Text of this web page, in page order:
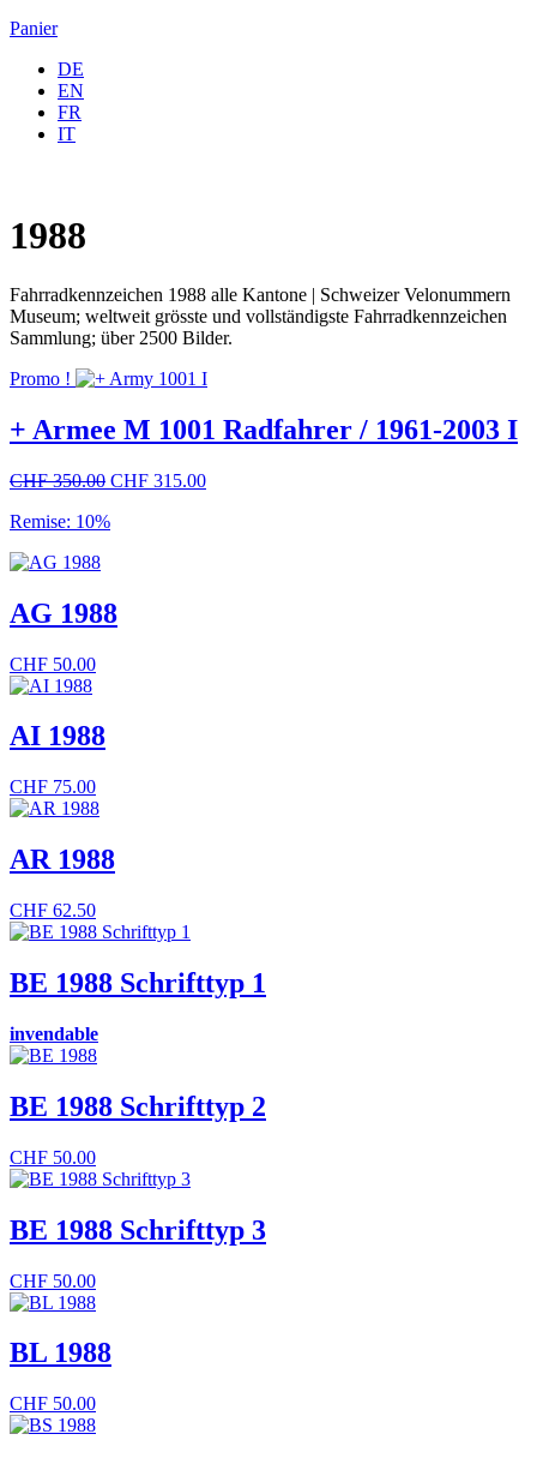
Panier
DE
EN
FR
IT
1988
Fahrradkennzeichen 1988 alle Kantone | Schweizer Velonummern
Museum; weltweit grösste und vollständigste Fahrradkennzeichen
Sammlung; über 2500 Bilder.
Promo !
+ Armee M 1001 Radfahrer / 1961-2003 I
CHF350.00 Le
initial
CHF 315.00Le
Remise: 10%
AG 1988
CHF 50.00
AI 1988
CHF 75.00
AR 1988
CHF 62.50
BE 1988 Schrifttyp 1
invendable
BE 1988 Schrifttyp 2
CHF 50.00
BE 1988 Schrifttyp 3
CHF 50.00
BL 1988
CHF 50.00